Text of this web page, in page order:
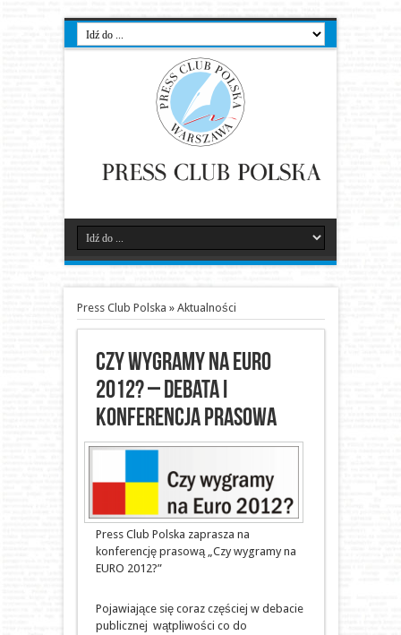
Press Club Polska » Aktualności
Czy wygramy na EURO
2012? – debata i
konferencja prasowa
Press Club Polska zaprasza na
konferencję prasową „Czy wygramy na
EURO 2012?”
Pojawiające się coraz częściej w debacie
publicznej wątpliwości co do